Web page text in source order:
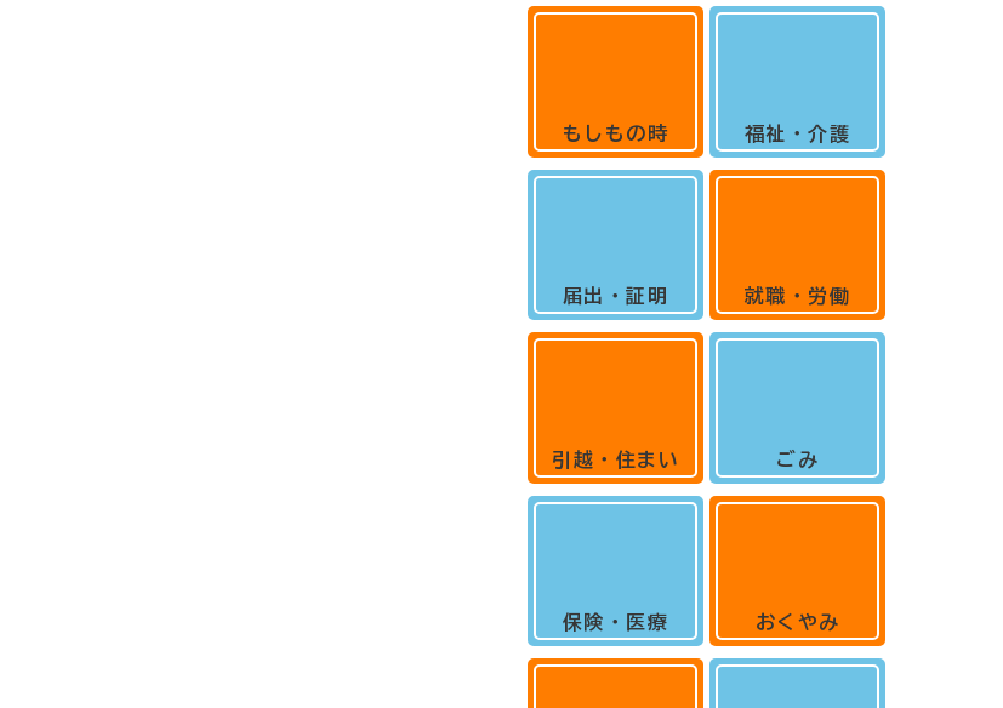
もしもの時
届出・証明
引越・住まい
保険・医療
福祉・介護
就職・労働
ごみ
おくやみ